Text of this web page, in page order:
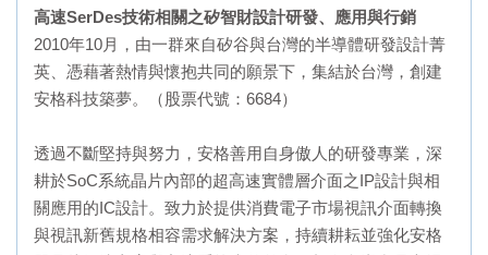
高速SerDes技術相關之矽智財設計研發、應用與行銷
2010年10月，由一群來自矽谷與台灣的半導體研發設計菁
英、憑藉著熱情與懷抱共同的願景下，集結於台灣，創建
安格科技築夢。（股票代號：6684）
透過不斷堅持與努力，安格善用自身傲人的研發專業，深
耕於SoC系統晶片內部的超高速實體層介面之IP設計與相
關應用的IC設計。致力於提供消費電子市場視訊介面轉換
與視訊新舊規格相容需求解決方案，持續耕耘並強化安格